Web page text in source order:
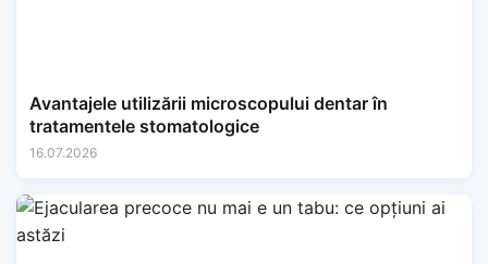
Avantajele utilizării microscopului dentar în
tratamentele stomatologice
16.07.2026